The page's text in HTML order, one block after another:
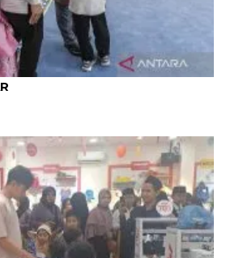
ajak anak yatim belanja -- RI